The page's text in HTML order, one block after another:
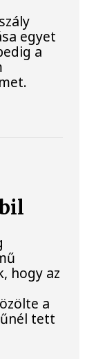
egyet
a
hogy az
a
tett